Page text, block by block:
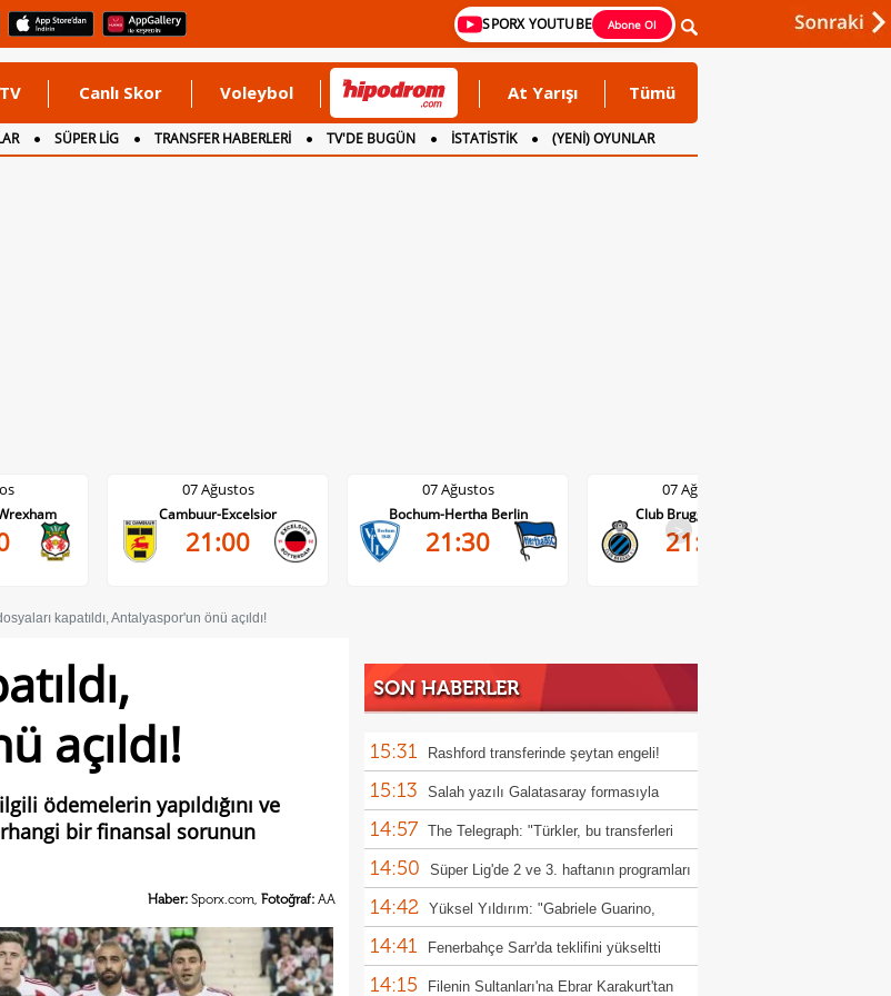
SPORX YOUTUBE Abone Ol
Canlı Skor Voleybol At Yarışı Tümü
SÜPER LİG TRANSFER HABERLERİ TV'DE BUGÜN İSTATİSTİK
(YENİ) OYUNLAR
07 Ağustos
Bochum-Hertha Berlin
21:30
07 Ağustos
Club Brugge-Kortrijk
21:45
07 Ağustos
Altach-WSG Tirol
20:30
>
kapatıldı, Antalyaspor'un önü açıldı!
açıldı!
ödemelerin yapıldığını ve
bir finansal sorunun
Haber: Sporx.com, Fotoğraf: AA
SON HABERLER
15:31 Rashford transferinde şeytan engeli!
15:13 Salah yazılı Galatasaray formasıyla
gönlünü aldı: "Hepsini gidip bulacağım"
14:57 The Telegraph: "Türkler, bu transferleri
nasıl yapıyor?"
14:50 Süper Lig'de 2 ve 3. haftanın programları
açıklandı
14:42 Yüksel Yıldırım: "Gabriele Guarino,
Samsunspor'a hayırlı olsun"
14:41 Fenerbahçe Sarr'da teklifini yükseltti
14:15 Filenin Sultanları'na Ebrar Karakurt'tan